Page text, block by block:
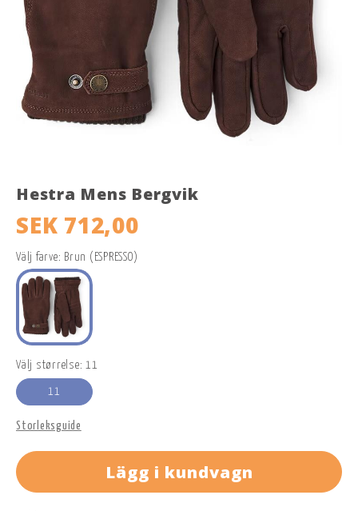
Hestra Mens Bergvik
SEK 712,00
Välj farve: Brun (ESPRESSO)
Välj størrelse: 11
11
Storleksguide
Lägg i kundvagn